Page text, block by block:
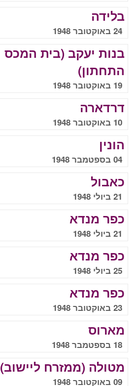
בלידה
24 באוקטובר 1948
בנות יעקב (בית המכס
התחתון)
19 באוקטובר 1948
דרדארה
10 באוקטובר 1948
הונין
04 בספטמבר 1948
כאבול
21 ביולי 1948
כפר מנדא
21 ביולי 1948
כפר מנדא
25 ביולי 1948
כפר מנדא
23 באוקטובר 1948
מארוס
18 בספטמבר 1948
מטולה (ממזרח ליישוב)
09 באוקטובר 1948